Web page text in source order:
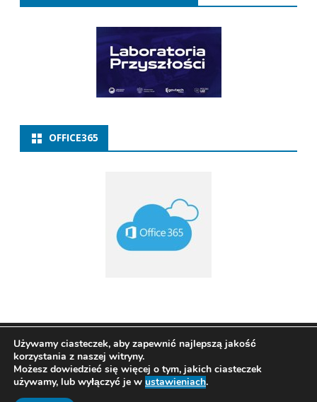
OFFICE365
Copyright 2021 ZSP w Baborowie Ribosome
Używamy ciasteczek, aby zapewnić najlepszą jakość
korzystania z naszej witryny.
Możesz dowiedzieć się więcej o tym, jakich ciasteczek
używamy, lub wyłączyć je w ustawieniach.